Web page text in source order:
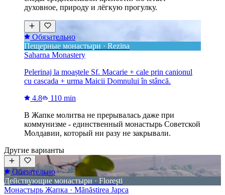
духовное, природу и лёгкую прогулку.
Обязательно
Пещерные монастыри · Rezina
Saharna Monastery
Pelerinaj la moaștele Sf. Macarie + cale prin canionul
cu cascada + urma Maicii Domnului în stâncă.
4.8
110 min
В Жапке молитва не прерывалась даже при
коммунизме - единственный монастырь Советской
Молдавии, который ни разу не закрывали.
Другие варианты
Обязательно
Действующие монастыри · Florești
Монастырь Жапка · Mănăstirea Japca